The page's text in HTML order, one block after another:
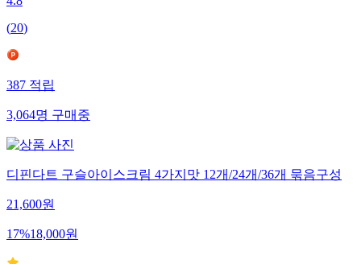
4.8
(20)
387적립
3,064명구매중
디핀다트 구슬아이스크림 4가지맛 12개/24개/36개 묶음구성
21,600원
17%18,000원